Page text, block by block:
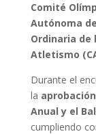
Comité
Autónoma
Ordinaria de
Atletismo
Durante el
la
Anual y el
cumpliendo